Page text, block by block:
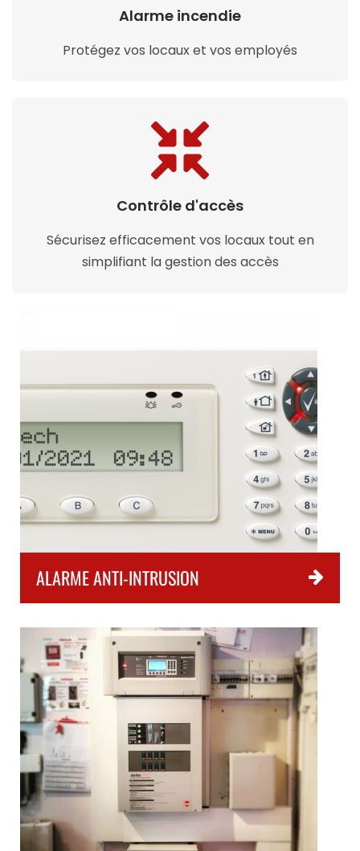
Alarme incendie
Protégez vos locaux et vos employés
Contrôle d'accès
Sécurisez efficacement vos locaux tout en
simplifiant la gestion des accès
ALARME ANTI-INTRUSION